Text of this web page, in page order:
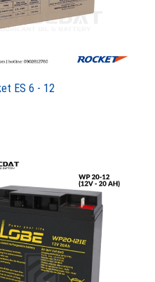
ES 6 - 12